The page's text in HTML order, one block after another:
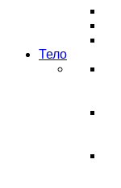
Тело